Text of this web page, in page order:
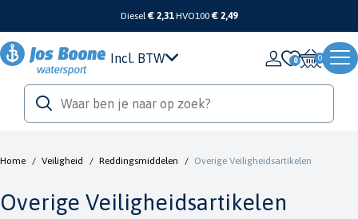
Diesel€ 2,31 HVO100 € 2,49
Incl. BTW 0
Home / Veiligheid / Reddingsmiddelen / Overige Veiligheidsartikelen
Overige Veiligheidsartikelen